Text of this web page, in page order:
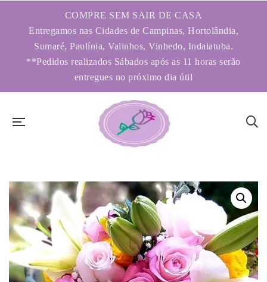
COMPRE SEM SAIR DE CASA
Entregamos nas Cidades de Campinas, Hortolândia,
Sumaré, Paulínia, Valinhos, Vinhedo, Indaiatuba.
**Pedidos realizados Sábados após as 11 horas serão
entregues no próximo dia útil